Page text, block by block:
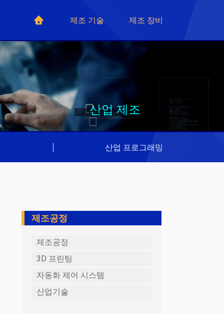
제조 기술 제조 장비
산업 제조
산업 프로그래밍
제조공정
제조공정
3D 프린팅
자동화 제어 시스템
산업기술